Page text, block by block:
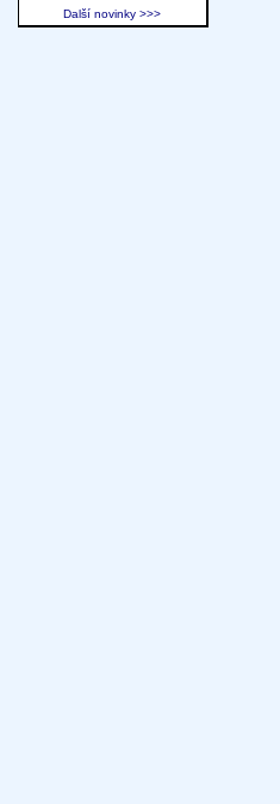
Další novinky >>>